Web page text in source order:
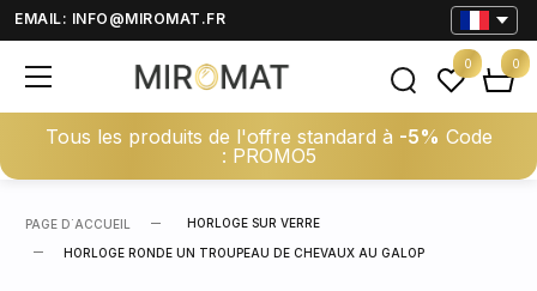
EMAIL: INFO@MIROMAT.FR
Tous les produits de l'offre standard à -5% Code
: PROMO5
0 0
PAGE D΄ACCUEIL HORLOGE SUR VERRE
HORLOGE RONDE UN TROUPEAU DE CHEVAUX AU GALOP